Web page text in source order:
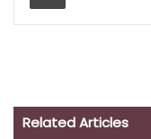
Related Articles